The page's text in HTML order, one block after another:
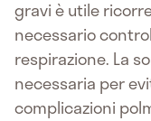
gravi è utile
necessario
respirazione. La
necessaria per
complicazioni